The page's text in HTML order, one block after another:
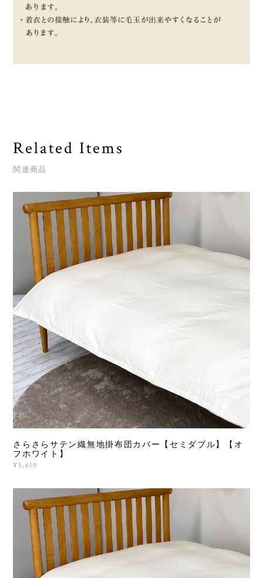
Related Items
関連商品
さらさらサテン織無地掛布団カバー【セミダブル】【オ
フホワイト】
¥5,610